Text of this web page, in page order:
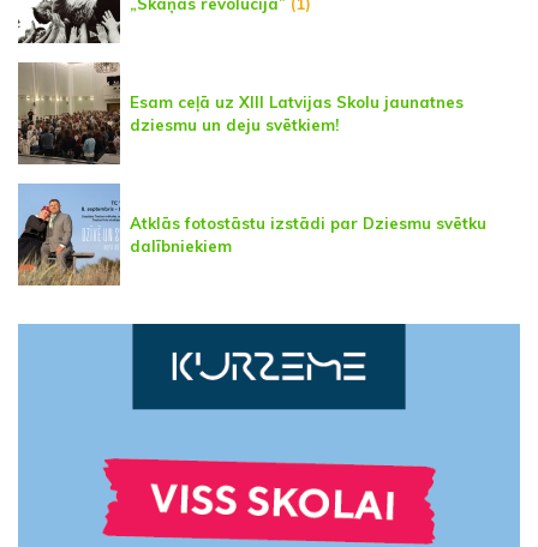
Esam ceļā uz XIII Latvijas Skolu jaunatnes
dziesmu un deju svētkiem!
Atklās fotostāstu izstādi par Dziesmu svētku
dalībniekiem